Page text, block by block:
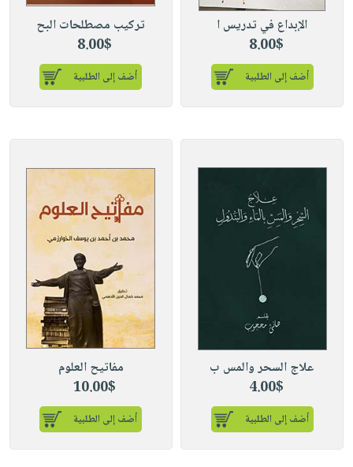
الإبداع في تدريس ا
8.00$
أضف إلى الطلبية
تركيب مصطلحات البح
8.00$
أضف إلى الطلبية
علاج السحر والمس ب
4.00$
أضف إلى الطلبية
مفاتيح العلوم
10.00$
أضف إلى الطلبية